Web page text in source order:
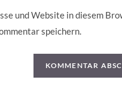
und Website in diesem
speichern.